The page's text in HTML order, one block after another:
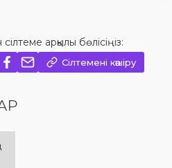
арқылы бөлісіңіз:
Сілтемені көшіру